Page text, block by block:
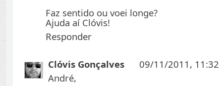
Faz sentido ou voei longe?
Ajuda aí Clóvis!
Responder
Clóvis Gonçalves
09/11/2011, 11:32
André,